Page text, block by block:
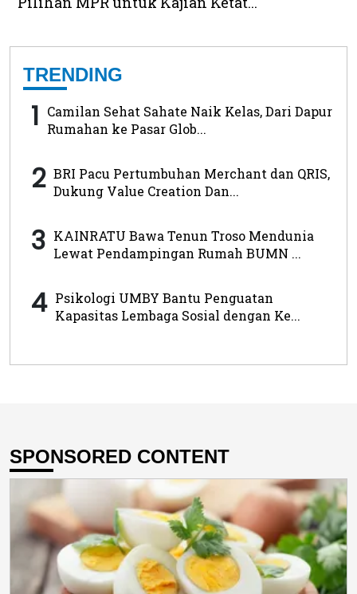
TRENDING
1 Camilan Sehat Sahate Naik Kelas, Dari Dapur
Rumahan ke Pasar Glob...
2 BRI Pacu Pertumbuhan Merchant dan QRIS,
Dukung Value Creation Dan...
3 KAINRATU Bawa Tenun Troso Mendunia
Lewat Pendampingan Rumah BUMN ...
4 Psikologi UMBY Bantu Penguatan
Kapasitas Lembaga Sosial dengan Ke...
SPONSORED CONTENT